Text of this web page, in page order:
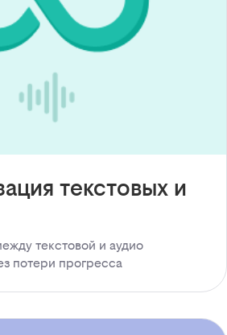
текстовых и
текстовой и аудио
потери прогресса